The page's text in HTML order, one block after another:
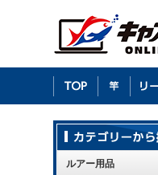
ルアー用品